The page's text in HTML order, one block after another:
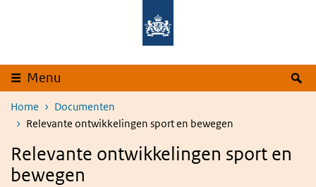
Overslaan en naar de inhoud gaan
Menu
Home
Documenten
Relevante ontwikkelingen sport en bewegen
Relevante ontwikkelingen sport en
bewegen